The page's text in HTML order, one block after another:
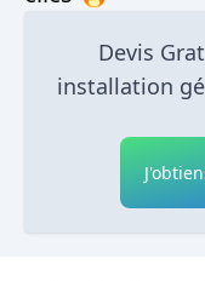
Devis
installation